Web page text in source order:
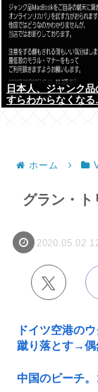
日本人、ジャンク
すらわからなくな
ホーム
グラン・ト
2020.05.02
ドイツ空港の
蹴り落とす→偶
中国のビーチ